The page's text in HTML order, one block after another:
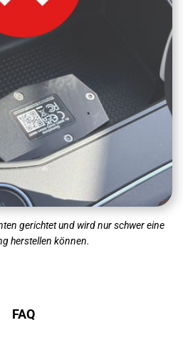
gerichtet und wird nur schwer eine
herstellen können.
FAQ